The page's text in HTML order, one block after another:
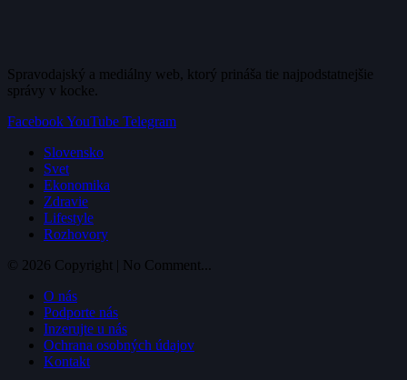
Spravodajský a mediálny web, ktorý prináša tie najpodstatnejšie
správy v kocke.
FacebookYouTube Telegram
Slovensko
Svet
Ekonomika
Zdravie
Lifestyle
Rozhovory
© 2026 Copyright | No Comment...
O nás
Podporte nás
Inzerujte u nás
Ochrana osobných údajov
Kontakt